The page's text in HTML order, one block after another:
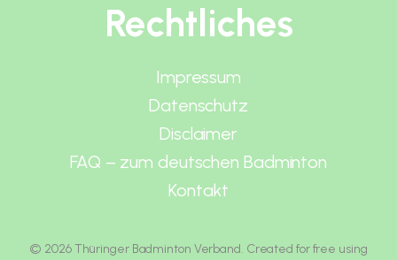
Rechtliches
Impressum
Datenschutz
Disclaimer
FAQ – zum deutschen Badminton
Kontakt
© 2026 Thüringer Badminton Verband. Created for free using